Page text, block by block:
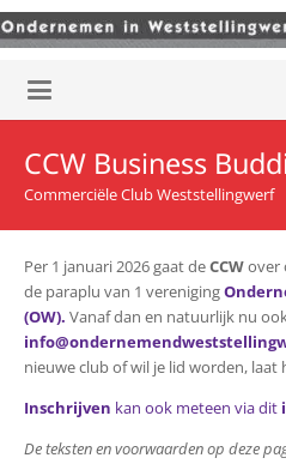
CCW Business
Commerciële Club Weststellingwerf
Per 1 januari 2026 gaat deCCWover
de paraplu van 1 vereniging
(OW). Vanaf dan en natuurlijk nu
nieuwe club of wil je lid worden, laat
Inschrijven kan ook meteen via dit
De teksten en voorwaarden op deze